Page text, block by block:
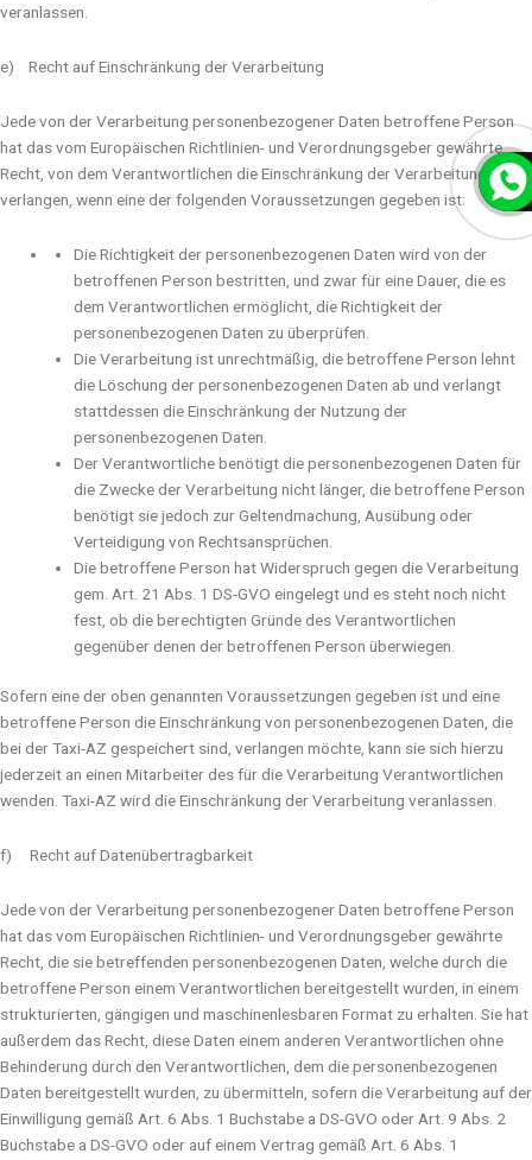
veranlassen.
e) Recht auf Einschränkung der Verarbeitung
Jede von der Verarbeitung personenbezogener Daten betroffene Person
hat das vom Europäischen Richtlinien- und Verordnungsgeber gewährte
Recht, von dem Verantwortlichen die Einschränkung der Verarbeitung zu
verlangen, wenn eine der folgenden Voraussetzungen gegeben ist:
Die Richtigkeit der personenbezogenen Daten wird von der
betroffenen Person bestritten, und zwar für eine Dauer, die es
dem Verantwortlichen ermöglicht, die Richtigkeit der
personenbezogenen Daten zu überprüfen.
Die Verarbeitung ist unrechtmäßig, die betroffene Person lehnt
die Löschung der personenbezogenen Daten ab und verlangt
stattdessen die Einschränkung der Nutzung der
personenbezogenen Daten.
Der Verantwortliche benötigt die personenbezogenen Daten für
die Zwecke der Verarbeitung nicht länger, die betroffene Person
benötigt sie jedoch zur Geltendmachung, Ausübung oder
Verteidigung von Rechtsansprüchen.
Die betroffene Person hat Widerspruch gegen die Verarbeitung
gem. Art. 21 Abs. 1 DS-GVO eingelegt und es steht noch nicht
fest, ob die berechtigten Gründe des Verantwortlichen
gegenüber denen der betroffenen Person überwiegen.
Sofern eine der oben genannten Voraussetzungen gegeben ist und eine
betroffene Person die Einschränkung von personenbezogenen Daten, die
bei der Taxi-AZ gespeichert sind, verlangen möchte, kann sie sich hierzu
jederzeit an einen Mitarbeiter des für die Verarbeitung Verantwortlichen
wenden. Taxi-AZ wird die Einschränkung der Verarbeitung veranlassen.
f) Recht auf Datenübertragbarkeit
Jede von der Verarbeitung personenbezogener Daten betroffene Person
hat das vom Europäischen Richtlinien- und Verordnungsgeber gewährte
Recht, die sie betreffenden personenbezogenen Daten, welche durch die
betroffene Person einem Verantwortlichen bereitgestellt wurden, in einem
strukturierten, gängigen und maschinenlesbaren Format zu erhalten. Sie hat
außerdem das Recht, diese Daten einem anderen Verantwortlichen ohne
Behinderung durch den Verantwortlichen, dem die personenbezogenen
Daten bereitgestellt wurden, zu übermitteln, sofern die Verarbeitung auf der
Einwilligung gemäß Art. 6 Abs. 1 Buchstabe a DS-GVO oder Art. 9 Abs. 2
Buchstabe a DS-GVO oder auf einem Vertrag gemäß Art. 6 Abs. 1